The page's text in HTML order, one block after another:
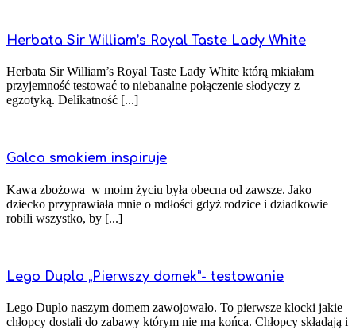
Herbata Sir William’s Royal Taste Lady White
Herbata Sir William’s Royal Taste Lady White którą mkiałam
przyjemność testować to niebanalne połączenie słodyczy z
egzotyką. Delikatność [...]
Galca smakiem inspiruje
Kawa zbożowa w moim życiu była obecna od zawsze. Jako
dziecko przyprawiała mnie o mdłości gdyż rodzice i dziadkowie
robili wszystko, by [...]
Lego Duplo „Pierwszy domek”- testowanie
Lego Duplo naszym domem zawojowało. To pierwsze klocki jakie
chłopcy dostali do zabawy którym nie ma końca. Chłopcy składają i